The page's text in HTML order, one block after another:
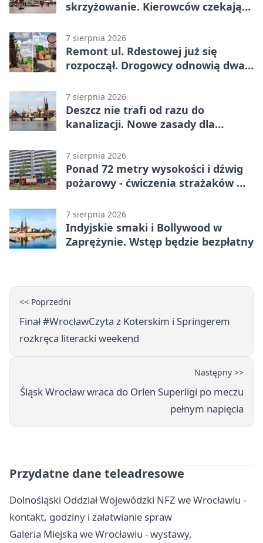
skrzyżowanie. Kierowców czekają
7 sierpnia 2026
Remont ul. Rdestowej już się
rozpoczął. Drogowcy odnowią dwa
7 sierpnia 2026
Deszcz nie trafi od razu do
kanalizacji. Nowe zasady dla
7 sierpnia 2026
Ponad 72 metry wysokości i dźwig
pożarowy - ćwiczenia strażaków we
7 sierpnia 2026
Indyjskie smaki i Bollywood w
Zaprężynie. Wstęp będzie bezpłatny
<< Poprzedni
Finał #WrocławCzyta z Koterskim i Springerem
rozkręca literacki weekend
Następny >>
Śląsk Wrocław wraca do Orlen Superligi po meczu
pełnym napięcia
Przydatne dane teleadresowe
Dolnośląski Oddział Wojewódzki NFZ we Wrocławiu -
kontakt, godziny i załatwianie spraw
Galeria Miejska we Wrocławiu - wystawy,